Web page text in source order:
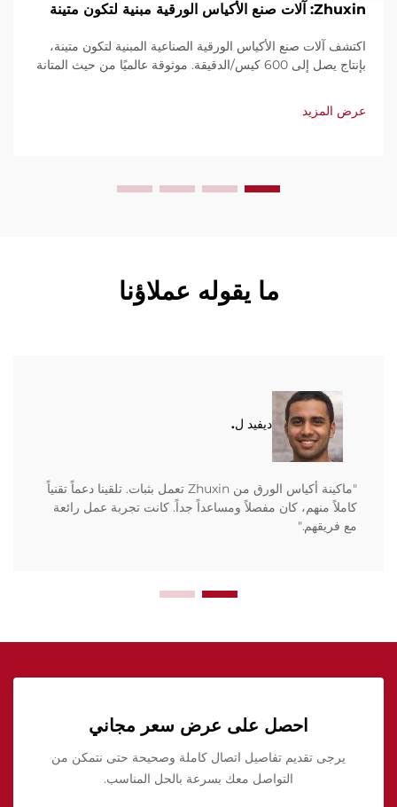
Zhuxin: آلات صنع الأكياس الورقية مبنية لتكون متينة
اكتشف آلات صنع الأكياس الورقية الصناعية المبنية لتكون متينة،
بإنتاج يصل إلى 600 كيس/الدقيقة. موثوقة عالميًا من حيث المتانة
وخدمة سريعة. اطلب عرض سعر اليوم.
عرض المزيد
ما يقوله عملاؤنا
ديفيد ل.
"ماكينة أكياس الورق من Zhuxin تعمل بثبات. تلقينا دعماً تقنياً
كاملاً منهم، كان مفصلاً ومساعداً جداً. كانت تجربة عمل رائعة
مع فريقهم."
احصل على عرض سعر مجاني
يرجى تقديم تفاصيل اتصال كاملة وصحيحة حتى نتمكن من
التواصل معك بسرعة بالحل المناسب.